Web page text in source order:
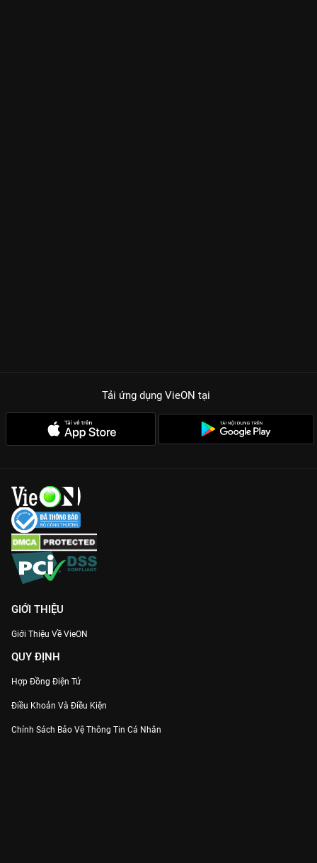
Tải ứng dụng VieON tại
GIỚI THIỆU
Giới Thiệu Về VieON
QUY ĐỊNH
Hợp Đồng Điện Tử
Điều Khoản Và Điều Kiện
Chính Sách Bảo Vệ Thông Tin Cá Nhân